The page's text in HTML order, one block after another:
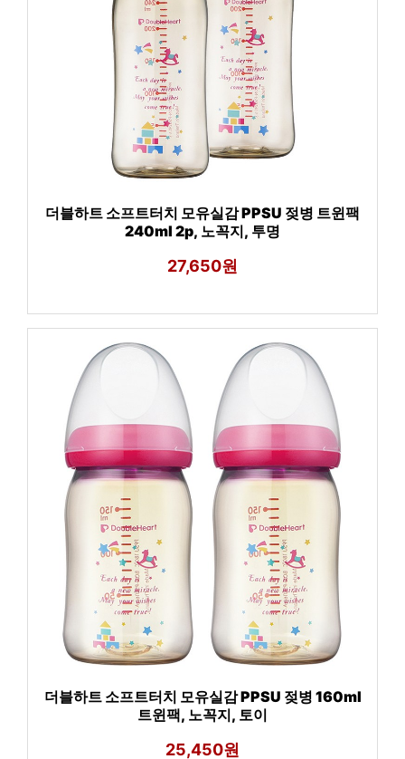
더블하트 소프트터치 모유실감 PPSU 젖병 트윈팩
240ml 2p, 노꼭지, 투명
27,650원
더블하트 소프트터치 모유실감 PPSU 젖병 160ml
트윈팩, 노꼭지, 토이
25,450원